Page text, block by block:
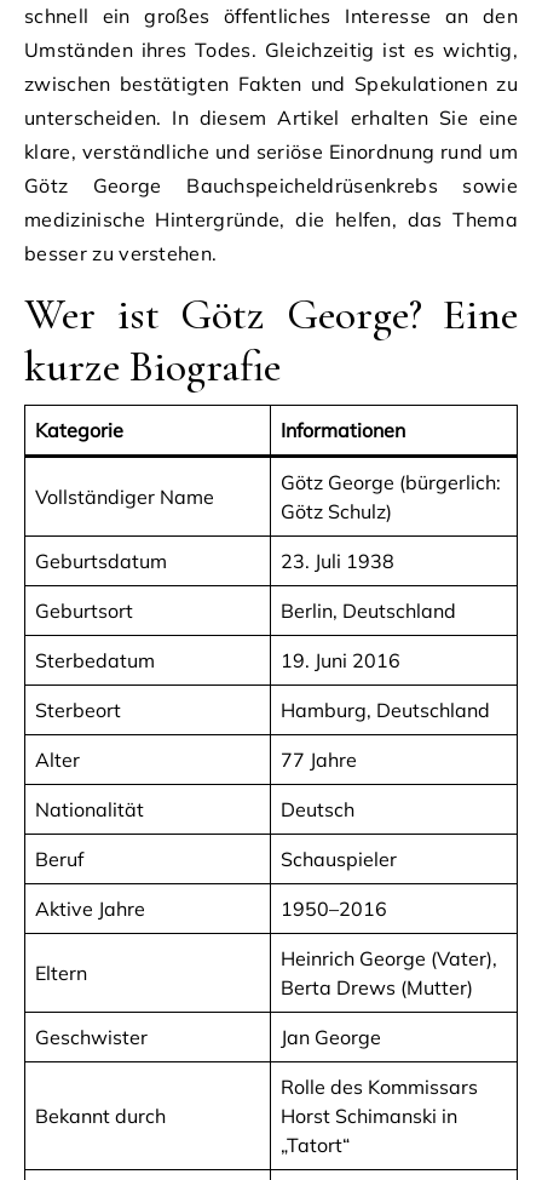
schnell ein großes öffentliches Interesse an den
Umständen ihres Todes. Gleichzeitig ist es wichtig,
zwischen bestätigten Fakten und Spekulationen zu
unterscheiden. In diesem Artikel erhalten Sie eine
klare, verständliche und seriöse Einordnung rund um
Götz George Bauchspeicheldrüsenkrebs sowie
medizinische Hintergründe, die helfen, das Thema
besser zu verstehen.
Wer ist Götz George? Eine
kurze Biografie
Kategorie Informationen
Vollständiger Name
Götz George (bürgerlich:
Götz Schulz)
Geburtsdatum 23. Juli 1938
Geburtsort Berlin, Deutschland
Sterbedatum 19. Juni 2016
Sterbeort Hamburg, Deutschland
Alter 77 Jahre
Nationalität Deutsch
Beruf Schauspieler
Aktive Jahre 1950–2016
Eltern
Heinrich George (Vater),
Berta Drews (Mutter)
Geschwister Jan George
Bekannt durch
Rolle des Kommissars
Horst Schimanski in
„Tatort“